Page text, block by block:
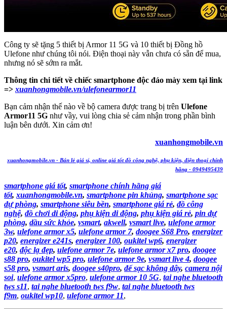
Công ty sẽ tặng 5 thiết bị Armor 11 5G và 10 thiết bị Đồng hồ
Ulefone như chúng tôi nói. Điện thoại này vẫn chưa có sẵn để mua,
nhưng nó sẽ sớm ra mắt.
Thông tin chi tiết về chiếc smartphone độc đáo mày xem tại link
=> xuanhongmobile.vn/ulefonearmor11
Bạn cảm nhận thế nào về bộ camera được trang bị trên Ulefone
Armor11 5G như vầy, vui lòng chia sẻ cảm nhận trong phần bình
luận bên dưới. Xin cảm ơn!
xuanhongmobile.vn
xuanhongmobile.vn - Bán lẻ giá sỉ, online giá tốt đồ công nghệ, phụ kiện, điện thoại chính
hãng - 0949495439
smartphone giá tốt, smartphone chính hãng giá
tốt, xuanhongmobile.vn, smartphone pin khủng, smartphone sạc
dự phòng, smartphone siêu bền, smartphone giá rẻ, đồ công
nghệ, đồ chơi di động, phụ kiện di động, phụ kiện giá rẻ, pin dự
phòng, dầu sức khỏe, vsmart, akwell, vsmart live, ulefone armor
3w, ulefone armor x5, ulefone armor 7, doogee S68 Pro, energizer
p20, energizer e241s, energizer 100, oukitel wp6, energizer
e20, độc lạ đẹp, ulefone armor 7e, ulefone armor x7 pro, doogee
s88 pro, oukitel wp5 pro, ulefone armor 9e, vsmart live 4, doogee
s58 pro, vsmart aris, doogee s40pro, đế sạc không dây, camera nội
soi, ulefone armor x5pro, ulefone armor 10 5G, tai nghe bluetooth
tws s11, tai nghe bluetooth tws f9w, tai nghe bluetooth tws
f9m, oukitel wp10, ulefone armor 11,